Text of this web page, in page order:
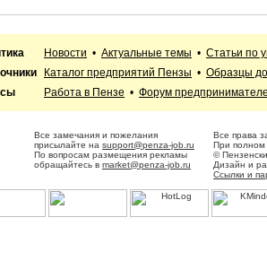
Новости • Актуальные темы • Статьи по
Каталог предприятий Пензы • Образцы
Работа в Пензе • Форум
Все замечания и пожелания
присылайте на support@penza-job.ru
По вопросам размещения рекламы
обращайтесь в market@penza-job.ru
Все права
При полном
©
Дизайн и
Ссылки и